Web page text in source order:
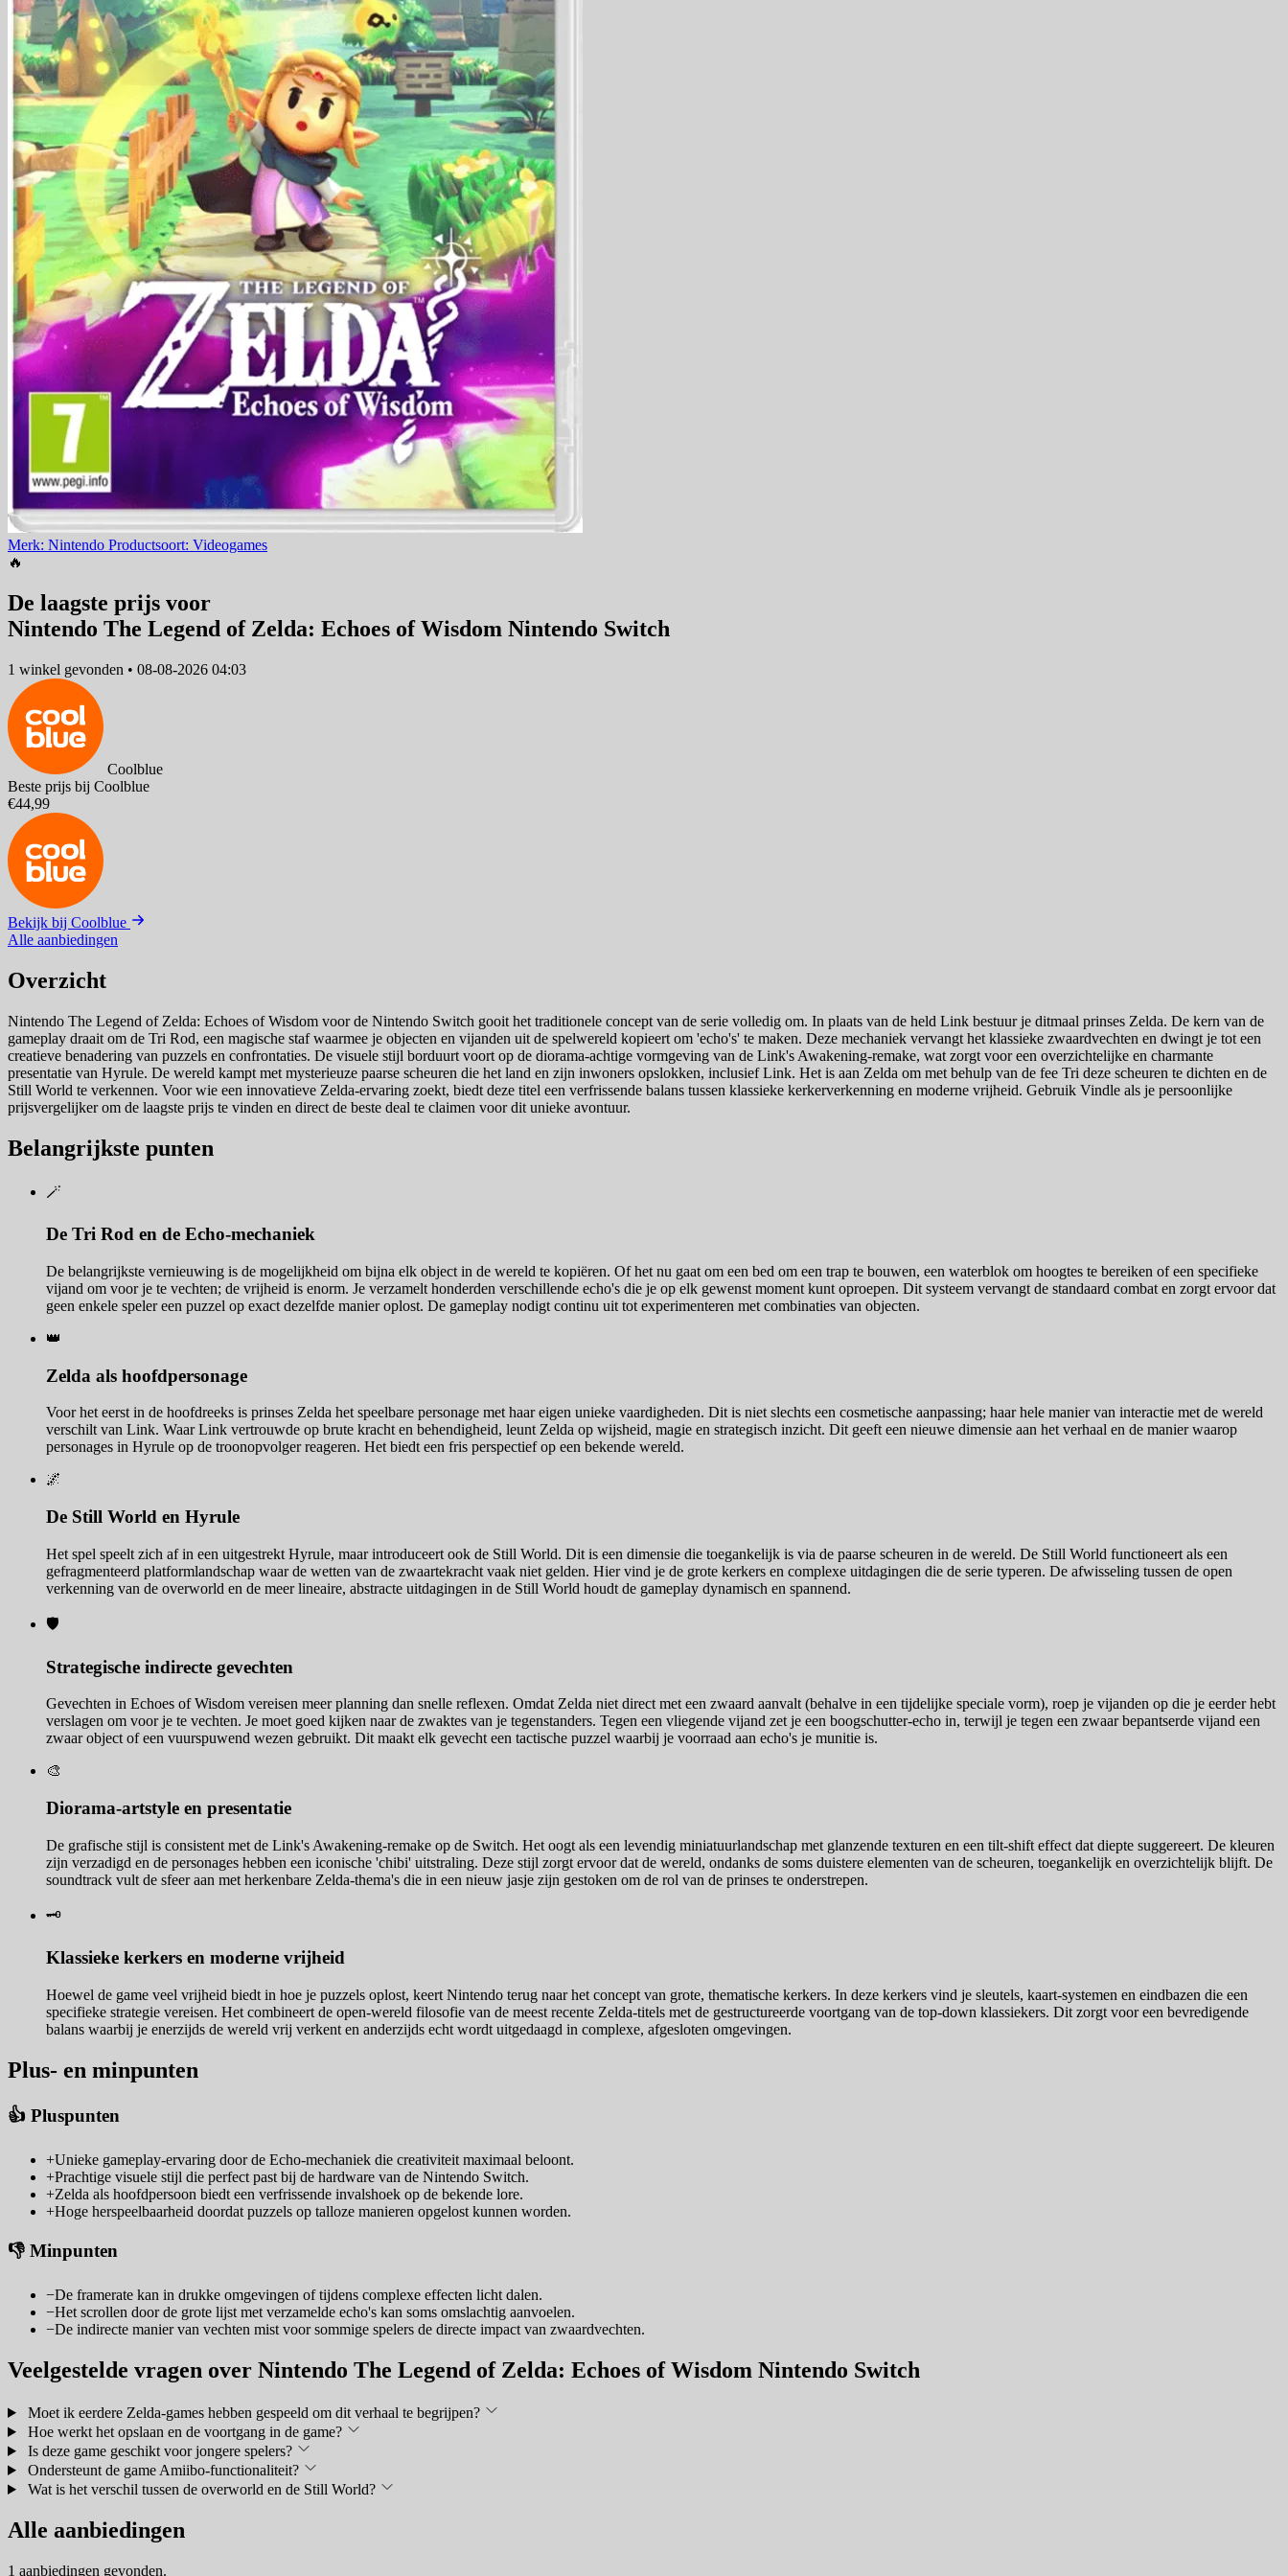
Merk: Nintendo Productsoort: Videogames
🔥
De laagste prijs voor
Nintendo The Legend of Zelda: Echoes of Wisdom Nintendo Switch
1 winkel gevonden • 08-08-2026 04:03
Coolblue
Beste prijs bij Coolblue
€44,99
Bekijk bij Coolblue
Alle aanbiedingen
Overzicht
Nintendo The Legend of Zelda: Echoes of Wisdom voor de Nintendo Switch gooit het traditionele concept van de serie volledig om. In plaats van de held Link bestuur je ditmaal prinses Zelda. De kern van de
gameplay draait om de Tri Rod, een magische staf waarmee je objecten en vijanden uit de spelwereld kopieert om 'echo's' te maken. Deze mechaniek vervangt het klassieke zwaardvechten en dwingt je tot een
creatieve benadering van puzzels en confrontaties. De visuele stijl borduurt voort op de diorama-achtige vormgeving van de Link's Awakening-remake, wat zorgt voor een overzichtelijke en charmante
presentatie van Hyrule. De wereld kampt met mysterieuze paarse scheuren die het land en zijn inwoners opslokken, inclusief Link. Het is aan Zelda om met behulp van de fee Tri deze scheuren te dichten en de
Still World te verkennen. Voor wie een innovatieve Zelda-ervaring zoekt, biedt deze titel een verfrissende balans tussen klassieke kerkerverkenning en moderne vrijheid. Gebruik Vindle als je persoonlijke
prijsvergelijker om de laagste prijs te vinden en direct de beste deal te claimen voor dit unieke avontuur.
Belangrijkste punten
🪄
De Tri Rod en de Echo-mechaniek
De belangrijkste vernieuwing is de mogelijkheid om bijna elk object in de wereld te kopiëren. Of het nu gaat om een bed om een trap te bouwen, een waterblok om hoogtes te bereiken of een specifieke
vijand om voor je te vechten; de vrijheid is enorm. Je verzamelt honderden verschillende echo's die je op elk gewenst moment kunt oproepen. Dit systeem vervangt de standaard combat en zorgt ervoor dat
geen enkele speler een puzzel op exact dezelfde manier oplost. De gameplay nodigt continu uit tot experimenteren met combinaties van objecten.
👑
Zelda als hoofdpersonage
Voor het eerst in de hoofdreeks is prinses Zelda het speelbare personage met haar eigen unieke vaardigheden. Dit is niet slechts een cosmetische aanpassing; haar hele manier van interactie met de wereld
verschilt van Link. Waar Link vertrouwde op brute kracht en behendigheid, leunt Zelda op wijsheid, magie en strategisch inzicht. Dit geeft een nieuwe dimensie aan het verhaal en de manier waarop
personages in Hyrule op de troonopvolger reageren. Het biedt een fris perspectief op een bekende wereld.
🌌
De Still World en Hyrule
Het spel speelt zich af in een uitgestrekt Hyrule, maar introduceert ook de Still World. Dit is een dimensie die toegankelijk is via de paarse scheuren in de wereld. De Still World functioneert als een
gefragmenteerd platformlandschap waar de wetten van de zwaartekracht vaak niet gelden. Hier vind je de grote kerkers en complexe uitdagingen die de serie typeren. De afwisseling tussen de open
verkenning van de overworld en de meer lineaire, abstracte uitdagingen in de Still World houdt de gameplay dynamisch en spannend.
🛡️
Strategische indirecte gevechten
Gevechten in Echoes of Wisdom vereisen meer planning dan snelle reflexen. Omdat Zelda niet direct met een zwaard aanvalt (behalve in een tijdelijke speciale vorm), roep je vijanden op die je eerder hebt
verslagen om voor je te vechten. Je moet goed kijken naar de zwaktes van je tegenstanders. Tegen een vliegende vijand zet je een boogschutter-echo in, terwijl je tegen een zwaar bepantserde vijand een
zwaar object of een vuurspuwend wezen gebruikt. Dit maakt elk gevecht een tactische puzzel waarbij je voorraad aan echo's je munitie is.
🎨
Diorama-artstyle en presentatie
De grafische stijl is consistent met de Link's Awakening-remake op de Switch. Het oogt als een levendig miniatuurlandschap met glanzende texturen en een tilt-shift effect dat diepte suggereert. De kleuren
zijn verzadigd en de personages hebben een iconische 'chibi' uitstraling. Deze stijl zorgt ervoor dat de wereld, ondanks de soms duistere elementen van de scheuren, toegankelijk en overzichtelijk blijft. De
soundtrack vult de sfeer aan met herkenbare Zelda-thema's die in een nieuw jasje zijn gestoken om de rol van de prinses te onderstrepen.
🗝️
Klassieke kerkers en moderne vrijheid
Hoewel de game veel vrijheid biedt in hoe je puzzels oplost, keert Nintendo terug naar het concept van grote, thematische kerkers. In deze kerkers vind je sleutels, kaart-systemen en eindbazen die een
specifieke strategie vereisen. Het combineert de open-wereld filosofie van de meest recente Zelda-titels met de gestructureerde voortgang van de top-down klassiekers. Dit zorgt voor een bevredigende
balans waarbij je enerzijds de wereld vrij verkent en anderzijds echt wordt uitgedaagd in complexe, afgesloten omgevingen.
Plus- en minpunten
👍 Pluspunten
+Unieke gameplay-ervaring door de Echo-mechaniek die creativiteit maximaal beloont.
+Prachtige visuele stijl die perfect past bij de hardware van de Nintendo Switch.
+Zelda als hoofdpersoon biedt een verfrissende invalshoek op de bekende lore.
+Hoge herspeelbaarheid doordat puzzels op talloze manieren opgelost kunnen worden.
👎 Minpunten
−De framerate kan in drukke omgevingen of tijdens complexe effecten licht dalen.
−Het scrollen door de grote lijst met verzamelde echo's kan soms omslachtig aanvoelen.
−De indirecte manier van vechten mist voor sommige spelers de directe impact van zwaardvechten.
Veelgestelde vragen over Nintendo The Legend of Zelda: Echoes of Wisdom Nintendo Switch
Moet ik eerdere Zelda-games hebben gespeeld om dit verhaal te begrijpen?
Hoe werkt het opslaan en de voortgang in de game?
Is deze game geschikt voor jongere spelers?
Ondersteunt de game Amiibo-functionaliteit?
Wat is het verschil tussen de overworld en de Still World?
Alle aanbiedingen
1 aanbiedingen gevonden.